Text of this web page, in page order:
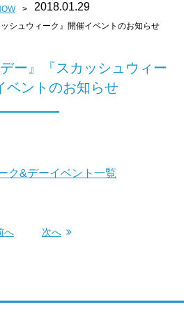
>
シュウィーク』開催イベントのお知らせ
2018.01.29
ー』『スカッシュウィー
ベントのお知らせ
ク&デーイベント一覧
へ 次へ